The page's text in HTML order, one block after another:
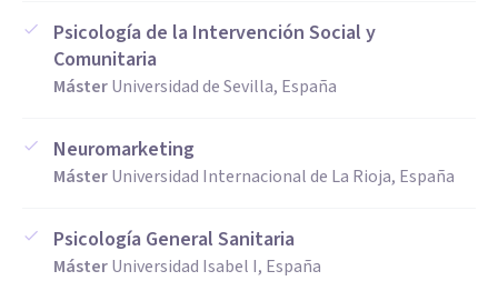
Psicología de la Intervención Social y
Comunitaria
MásterUniversidad de Sevilla, España
Neuromarketing
MásterUniversidad Internacional de La Rioja, España
Psicología General Sanitaria
MásterUniversidad Isabel I, España